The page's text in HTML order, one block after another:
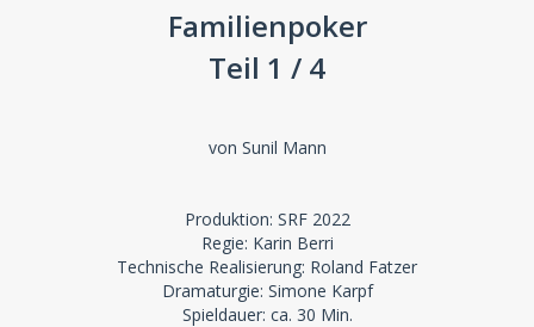
Familienpoker
Teil 1 / 4
von Sunil Mann
Produktion: SRF 2022
Regie: Karin Berri
Technische Realisierung: Roland Fatzer
Dramaturgie: Simone Karpf
Spieldauer: ca. 30 Min.